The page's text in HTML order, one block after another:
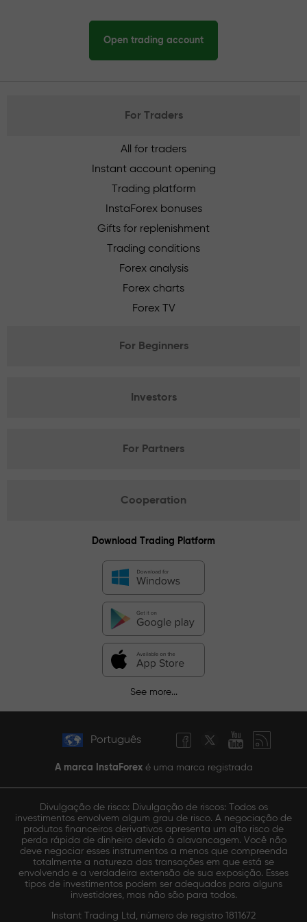
Open trading account
For Traders
All for traders
Instant account opening
Trading platform
InstaForex bonuses
Gifts for replenishment
Trading conditions
Forex analysis
Forex charts
Forex TV
For Beginners
Investors
For Partners
Cooperation
Download Trading Platform
See more...
Português
A marca InstaForexé uma marca registrada
Divulgação de risco: Divulgação de riscos: Todos os
investimentos envolvem algum grau de risco. A negociação de
produtos financeiros derivativos apresenta um alto risco de
perda rápida de dinheiro devido à alavancagem. Você não
deve negociar esses instrumentos a menos que compreenda
totalmente a natureza das transações em que está se
envolvendo e a verdadeira extensão de sua exposição. Esses
tipos de investimentos podem ser adequados para alguns
investidores, mas não são para todos.
Instant Trading Ltd, número de registro 1811672